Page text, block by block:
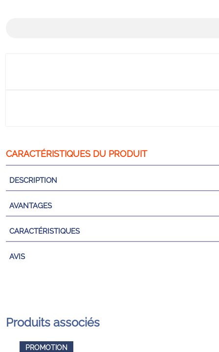
DESCRIPTION
AVANTAGES
CARACTÉRISTIQUES
AVIS
Produits associés
PROMOTION